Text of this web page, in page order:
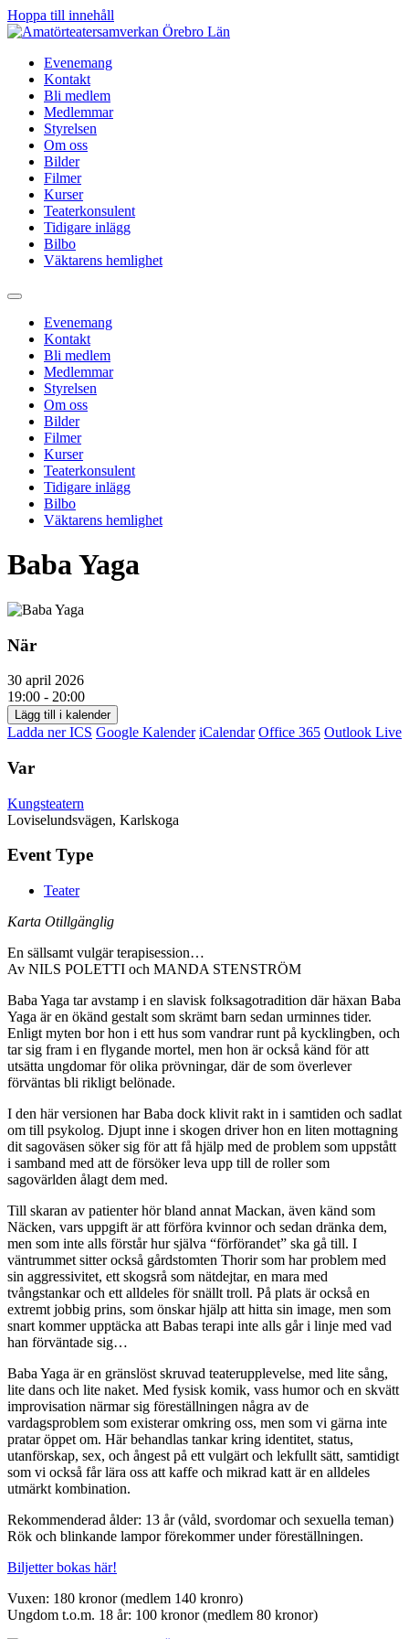
Hoppa till innehåll
Evenemang
Kontakt
Bli medlem
Medlemmar
Styrelsen
Om oss
Bilder
Filmer
Kurser
Teaterkonsulent
Tidigare inlägg
Bilbo
Väktarens hemlighet
Evenemang
Kontakt
Bli medlem
Medlemmar
Styrelsen
Om oss
Bilder
Filmer
Kurser
Teaterkonsulent
Tidigare inlägg
Bilbo
Väktarens hemlighet
Baba Yaga
När
30 april 2026
19:00 - 20:00
Lägg till i kalender
Ladda ner ICS Google Kalender iCalendar Office 365 Outlook Live
Var
Kungsteatern
Loviselundsvägen, Karlskoga
Event Type
Teater
Karta Otillgänglig
En sällsamt vulgär terapisession…
Av NILS POLETTI och MANDA STENSTRÖM
Baba Yaga tar avstamp i en slavisk folksagotradition där häxan Baba
Yaga är en ökänd gestalt som skrämt barn sedan urminnes tider.
Enligt myten bor hon i ett hus som vandrar runt på kycklingben, och
tar sig fram i en flygande mortel, men hon är också känd för att
utsätta ungdomar för olika prövningar, där de som överlever
förväntas bli rikligt belönade.
I den här versionen har Baba dock klivit rakt in i samtiden och sadlat
om till psykolog. Djupt inne i skogen driver hon en liten mottagning
dit sagoväsen söker sig för att få hjälp med de problem som uppstått
i samband med att de försöker leva upp till de roller som
sagovärlden ålagt dem med.
Till skaran av patienter hör bland annat Mackan, även känd som
Näcken, vars uppgift är att förföra kvinnor och sedan dränka dem,
men som inte alls förstår hur själva “förförandet” ska gå till. I
väntrummet sitter också gårdstomten Thorir som har problem med
sin aggressivitet, ett skogsrå som nätdejtar, en mara med
tvångstankar och ett alldeles för snällt troll. På plats är också en
extremt jobbig prins, som önskar hjälp att hitta sin image, men som
snart kommer upptäcka att Babas terapi inte alls går i linje med vad
han förväntade sig…
Baba Yaga är en gränslöst skruvad teaterupplevelse, med lite sång,
lite dans och lite naket. Med fysisk komik, vass humor och en skvätt
improvisation närmar sig föreställningen några av de
vardagsproblem som existerar omkring oss, men som vi gärna inte
pratar öppet om. Här behandlas tankar kring identitet, status,
utanförskap, sex, och ångest på ett vulgärt och lekfullt sätt, samtidigt
som vi också får lära oss att kaffe och mikrad katt är en alldeles
utmärkt kombination.
Rekommenderad ålder: 13 år (våld, svordomar och sexuella teman)
Rök och blinkande lampor förekommer under föreställningen.
Biljetter bokas här!
Vuxen: 180 kronor (medlem 140 kronro)
Ungdom t.o.m. 18 år: 100 kronor (medlem 80 kronor)